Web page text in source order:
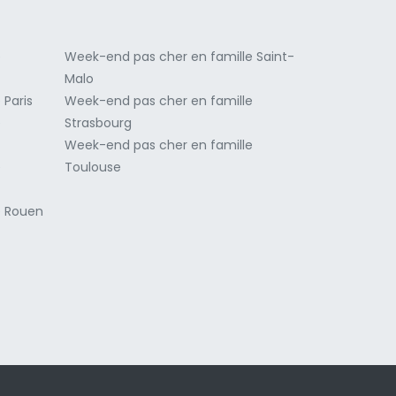
Week-end pas cher en famille Saint-
Malo
Week-end pas cher en famille
Strasbourg
Week-end pas cher en famille
Toulouse